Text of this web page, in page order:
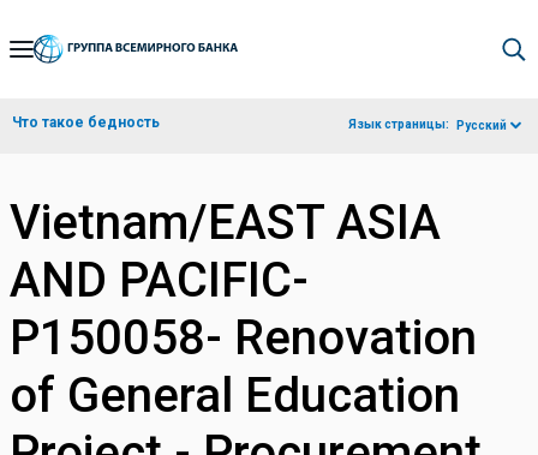
Skip
Navigation
Что такое бедность Язык страницы: Русский
Vietnam/EAST ASIA
AND PACIFIC-
P150058- Renovation
of General Education